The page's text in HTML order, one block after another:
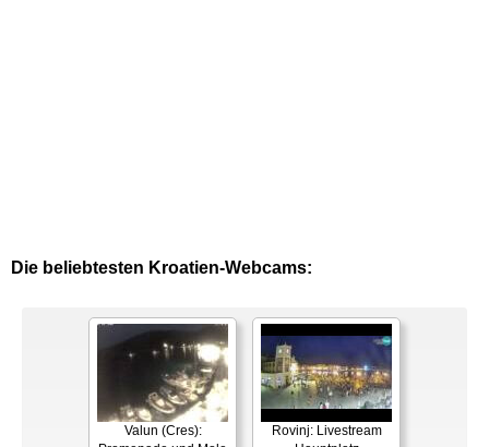
Die beliebtesten Kroatien-Webcams:
Valun (Cres):
Rovinj: Livestream